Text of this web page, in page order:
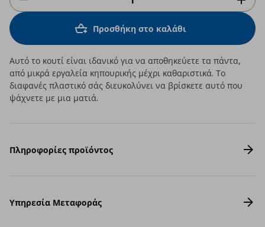
Προσθήκη στο καλάθι
Αυτό το κουτί είναι ιδανικό για να αποθηκεύετε τα πάντα,
από μικρά εργαλεία κηπουρικής μέχρι καθαριστικά. Το
διαφανές πλαστικό σάς διευκολύνει να βρίσκετε αυτό που
ψάχνετε με μια ματιά.
Πληροφορίες προϊόντος
Υπηρεσία Μεταφοράς